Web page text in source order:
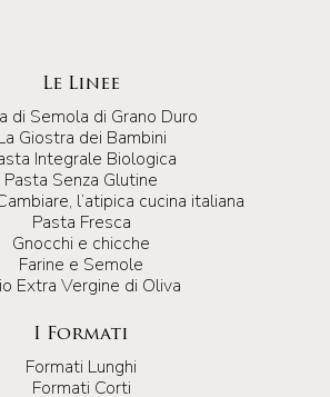
Le Linee
di Semola di Grano Duro
Giostra dei Bambini
Integrale Biologica
Pasta Senza Glutine
l’atipica cucina italiana
Pasta Fresca
Gnocchi e chicche
Farine e Semole
Extra Vergine di Oliva
I Formati
Formati Lunghi
Formati Corti